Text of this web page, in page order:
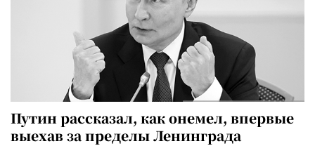
Путин рассказал, как онемел, впервые
выехав за пределы Ленинграда